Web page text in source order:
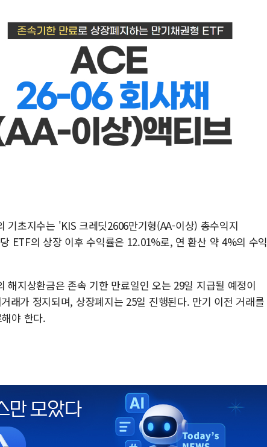
기초지수는 'KIS 크레딧2606만기형(AA-이상) 총수익지
ETF의 상장 이후 수익률은 12.01%로, 연 환산 약 4%의 수익
해지상환금은 존속 기한 만료일인 오는 29일 지급될 예정이
래가 정지되며, 상장폐지는 25일 진행된다. 만기 이전 거래를
야 한다.